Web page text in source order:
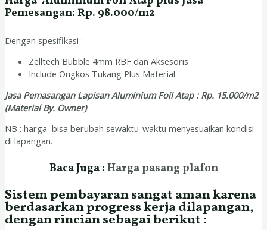
Pemesangan: Rp. 98.000/m2
Dengan spesifikasi :
Zelltech Bubble 4mm RBF dan Aksesoris
Include Ongkos Tukang Plus Material
Jasa Pemasangan Lapisan Aluminium Foil Atap : Rp. 15.000/m2
(Material By. Owner)
NB : harga bisa berubah sewaktu-waktu menyesuaikan kondisi
di lapangan.
Baca Juga :Harga pasang plafon
Sistem pembayaran sangat aman karena
berdasarkan progress kerja dilapangan,
dengan rincian sebagai berikut :